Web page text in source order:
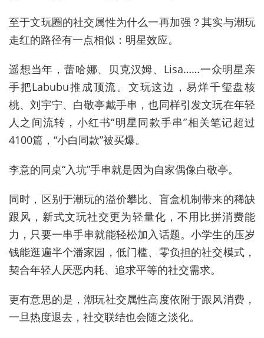
至于文玩圈的社交属性为什么一再加强？其实与潮玩
走红的路径有一点相似：明星效应。
遥想当年，蕾哈娜、贝克汉姆、Lisa……一众明星亲
手把Labubu推成顶流。文玩这边，易烊千玺盘核
桃、刘宇宁、白敬亭戴手串，也同样引发文玩在年轻
人之间流转，小红书“明星同款手串”相关笔记超过
4100篇，“小白同款”被买爆。
李意的同桌“入坑”手串就是因为自家偶像白敬亭。
同时，区别于潮玩的溢价攀比、盲盒机制带来的稀缺
跟风，新式文玩社交更为轻量化，不用比拼消费能
力，只要一串手串就能轻松加入话题。小学生的压岁
钱能逛遍半个潘家园，低门槛、零负担的社交模式，
契合年轻人厌恶内耗、追求平等的社交需求。
更有意思的是，潮玩社交属性高度依附于跟风消费，
一旦热度退去，社交联结也会随之淡化。